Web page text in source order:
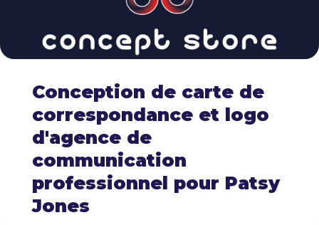
Conception de carte de
correspondance et logo
d'agence de
communication
professionnel pour Patsy
Jones